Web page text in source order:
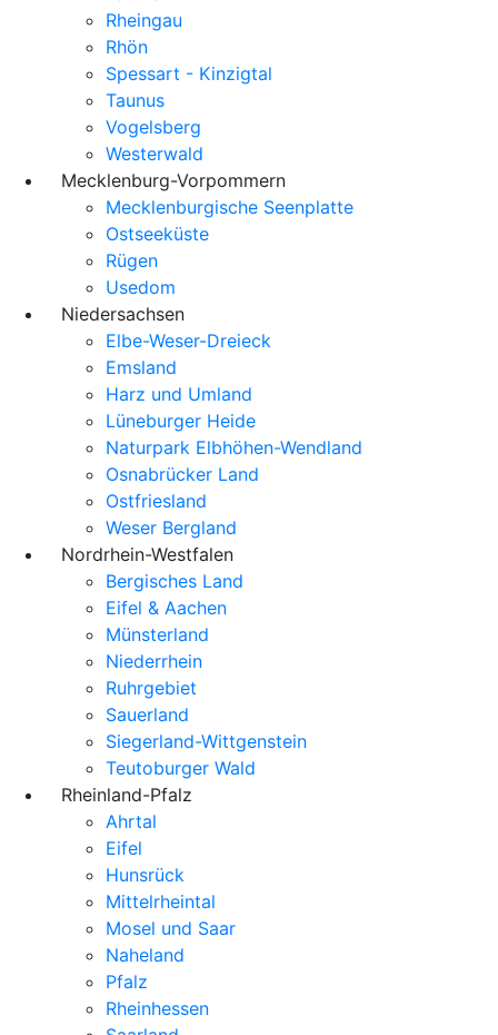
Rheingau
Rhön
Spessart - Kinzigtal
Taunus
Vogelsberg
Westerwald
Mecklenburg-Vorpommern
Mecklenburgische Seenplatte
Ostseeküste
Rügen
Usedom
Niedersachsen
Elbe-Weser-Dreieck
Emsland
Harz und Umland
Lüneburger Heide
Naturpark Elbhöhen-Wendland
Osnabrücker Land
Ostfriesland
Weser Bergland
Nordrhein-Westfalen
Bergisches Land
Eifel & Aachen
Münsterland
Niederrhein
Ruhrgebiet
Sauerland
Siegerland-Wittgenstein
Teutoburger Wald
Rheinland-Pfalz
Ahrtal
Eifel
Hunsrück
Mittelrheintal
Mosel und Saar
Naheland
Pfalz
Rheinhessen